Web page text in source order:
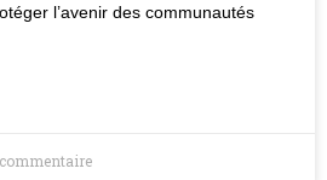
l’avenir des communautés